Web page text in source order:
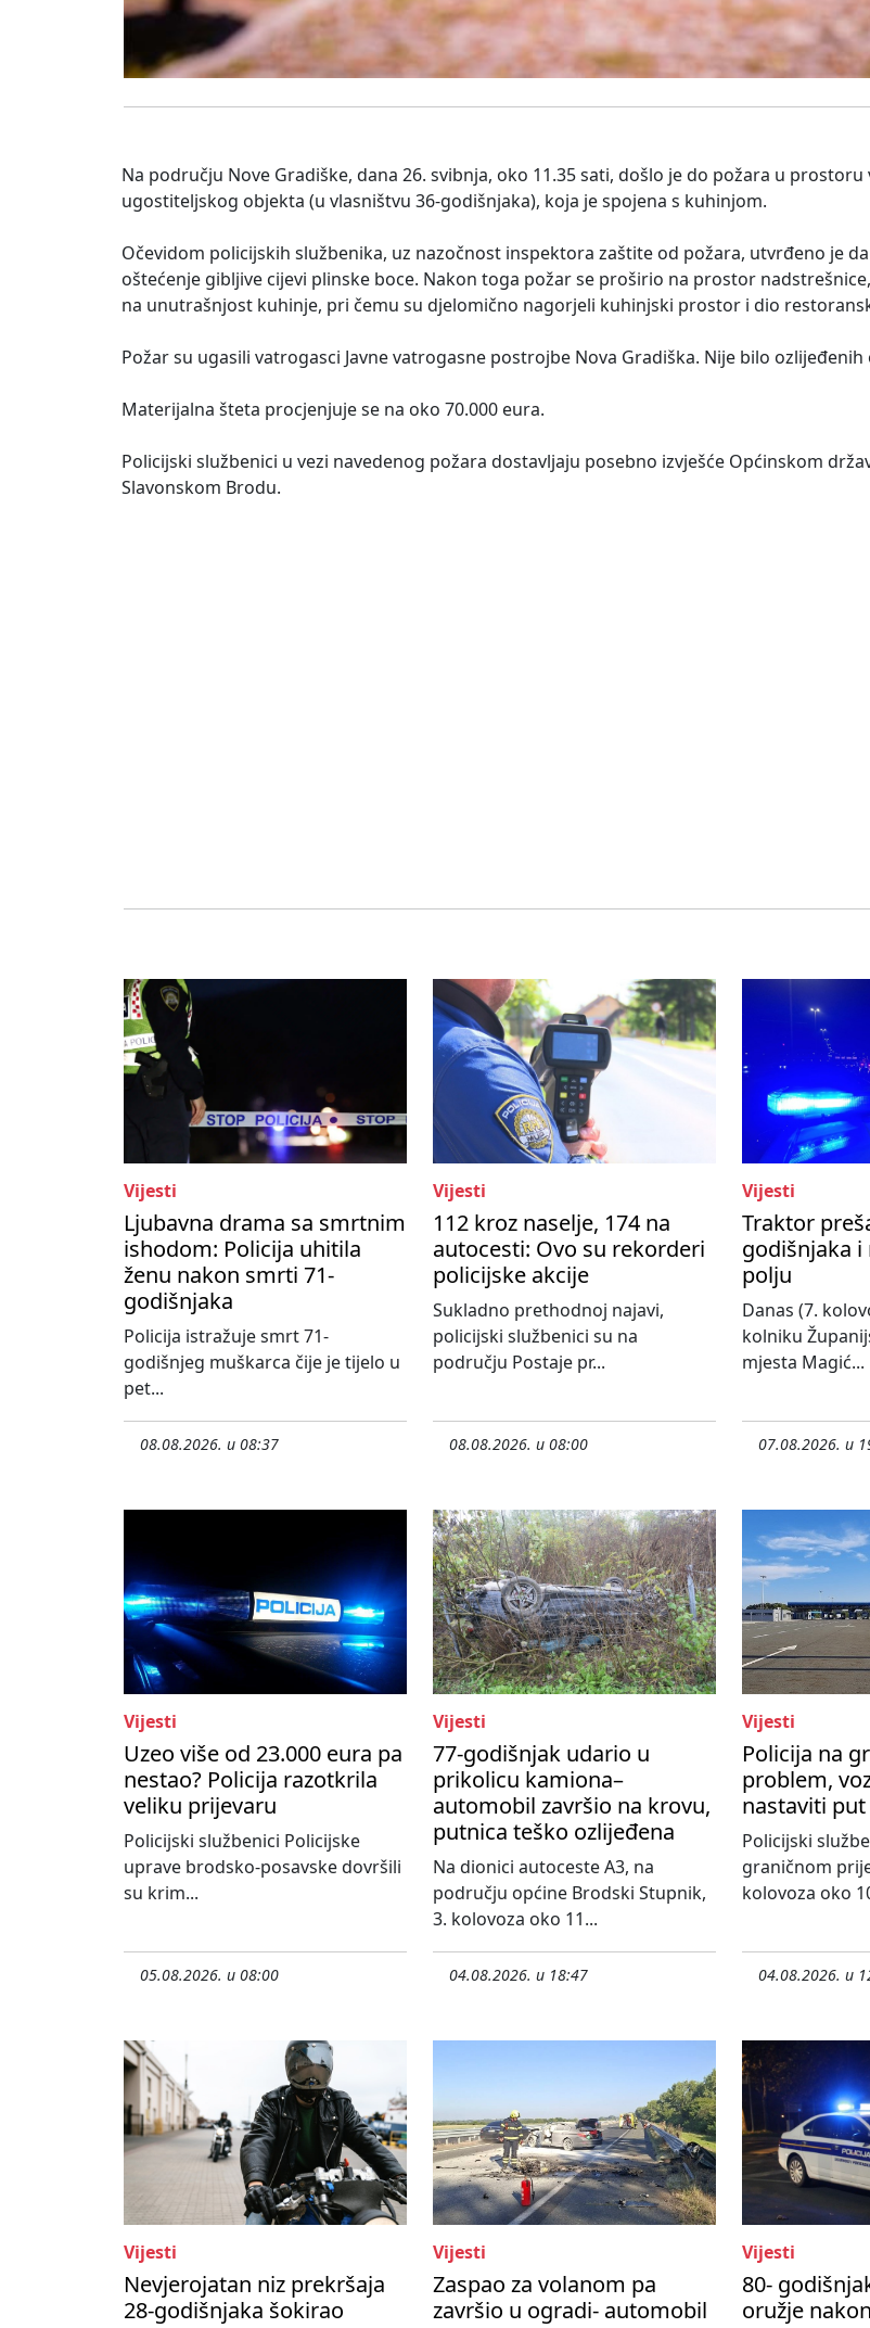
Na području Nove Gradiške, dana 26. svibnja, oko 11.35 sati, došlo je do požara u
ugostiteljskog objekta (u vlasništvu 36-godišnjaka), koja je spojena s kuhinjom.
Očevidom policijskih službenika, uz nazočnost inspektora zaštite od požara, utvrđeno je
oštećenje gibljive cijevi plinske boce. Nakon toga požar se proširio na prostor
na unutrašnjost kuhinje, pri čemu su djelomično nagorjeli kuhinjski prostor i dio
Požar su ugasili vatrogasci Javne vatrogasne postrojbe Nova Gradiška. Nije bilo ozlijeđenih
Materijalna šteta procjenjuje se na oko 70.000 eura.
Policijski službenici u vezi navedenog požara dostavljaju posebno izvješće Općinskom
Slavonskom Brodu.
Vijesti
Ljubavna drama sa smrtnim
ishodom: Policija uhitila
ženu nakon smrti 71-
godišnjaka
Policija istražuje smrt 71-
godišnjeg muškarca čije je tijelo u
pet...
08.08.2026. u 08:37
Vijesti
112 kroz naselje, 174 na
autocesti: Ovo su rekorderi
policijske akcije
Sukladno prethodnoj najavi,
policijski službenici su na
području Postaje pr...
08.08.2026. u 08:00
Vijesti
Traktor
godišnjaka
polju
Danas (7.
kolniku
mjesta Magić...
07.08.2026. u
Vijesti
Uzeo više od 23.000 eura pa
nestao? Policija razotkrila
veliku prijevaru
Policijski službenici Policijske
uprave brodsko-posavske dovršili
su krim...
05.08.2026. u 08:00
Vijesti
77-godišnjak udario u
prikolicu kamiona–
automobil završio na krovu,
putnica teško ozlijeđena
Na dionici autoceste A3, na
području općine Brodski Stupnik,
3. kolovoza oko 11...
04.08.2026. u 18:47
Vijesti
Policija na
problem,
nastaviti put
Policijski
graničnom
kolovoza oko
04.08.2026. u
Vijesti
Nevjerojatan niz prekršaja
28-godišnjaka šokirao
Vijesti
Zaspao za volanom pa
završio u ogradi- automobil
Vijesti
80-
oružje